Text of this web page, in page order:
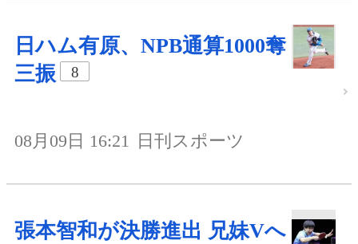
日ハム有原、NPB通算1000奪
三振
8
08月09日 16:21 日刊スポーツ
張本智和が決勝進出 兄妹Vへ